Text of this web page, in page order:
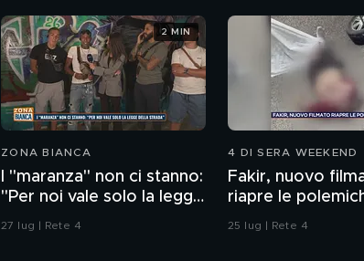
ZONA BIANCA
I "maranza" non ci stanno:
"Per noi vale solo la legge
della strada"
27 lug | Rete 4
2 MIN
4 DI SERA WEEKEND
Fakir, nuovo
riapre le
25 lug | Rete 4